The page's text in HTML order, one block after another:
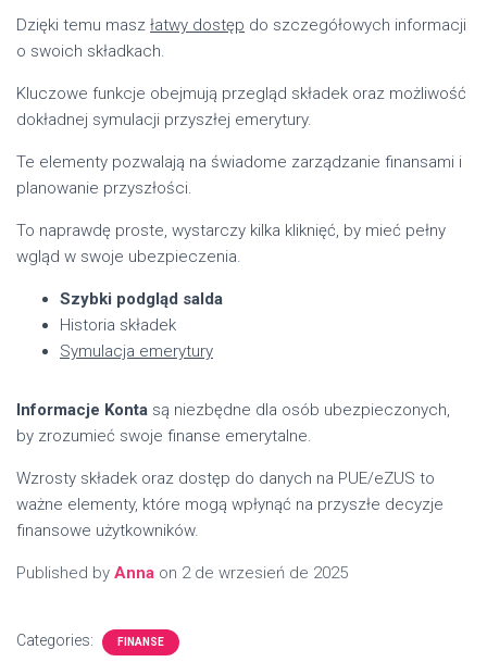
Dzięki temu masz łatwy dostęp do szczegółowych informacji
o swoich składkach.
Kluczowe funkcje obejmują przegląd składek oraz możliwość
dokładnej symulacji przyszłej emerytury.
Te elementy pozwalają na świadome zarządzanie finansami i
planowanie przyszłości.
To naprawdę proste, wystarczy kilka kliknięć, by mieć pełny
wgląd w swoje ubezpieczenia.
Szybki podgląd salda
Historia składek
Symulacja emerytury
Informacje Konta są niezbędne dla osób ubezpieczonych,
by zrozumieć swoje finanse emerytalne.
Wzrosty składek oraz dostęp do danych na PUE/eZUS to
ważne elementy, które mogą wpłynąć na przyszłe decyzje
finansowe użytkowników.
Published by Anna on 2 de wrzesień de 2025
Categories: FINANSE